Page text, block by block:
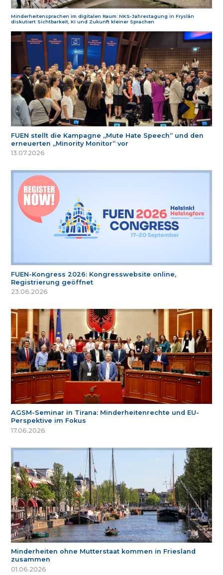
Minderheitensprachen im digitalen Raum: NKS-Jahrestagung in Fryslân
diskutiert Sichtbarkeit, KI und Zukunft kleiner Sprachen
FUEN stellt die Kampagne „Mute Hate Speech“ und den
erneuerten „Minority Monitor“ vor
13.07.2026
FUEN-Kongress 2026: Kongresswebsite online,
Registrierung geöffnet
23.06.2026
AGSM-Seminar in Tirana: Minderheitenrechte und EU-
Perspektive im Fokus
17.06.2026
Minderheiten ohne Mutterstaat kommen in Friesland
zusammen
01.06.2026